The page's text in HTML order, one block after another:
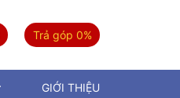
Trả góp 0%
GIỚI THIỆU